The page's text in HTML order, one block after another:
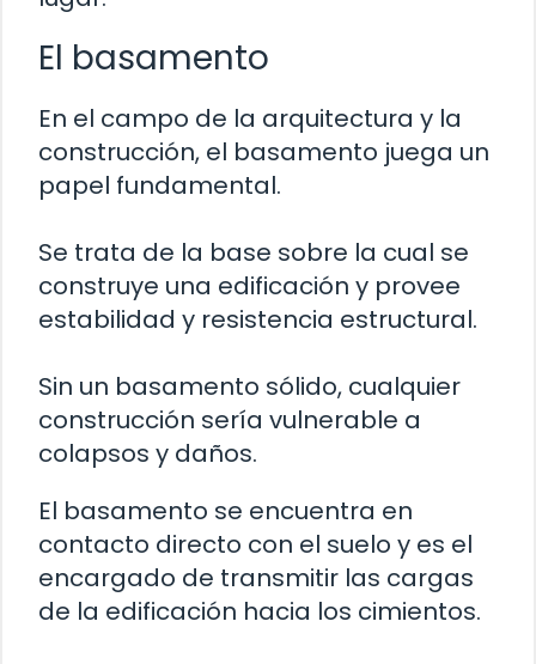
El basamento
En el campo de la arquitectura y la
construcción, el basamento juega un
papel fundamental.
Se trata de la base sobre la cual se
construye una edificación y provee
estabilidad y resistencia estructural.
Sin un basamento sólido, cualquier
construcción sería vulnerable a
colapsos y daños.
El basamento se encuentra en
contacto directo con el suelo y es el
encargado de transmitir las cargas
de la edificación hacia los cimientos.